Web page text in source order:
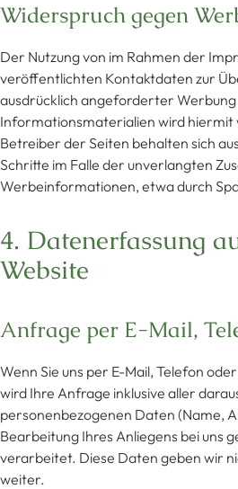
Widerspruch gegen
Der Nutzung von im Rahmen der
veröffentlichten Kontaktdaten zur
ausdrücklich angeforderter Werbung
Informationsmaterialien wird hiermit
Betreiber der Seiten behalten sich
Schritte im Falle der unverlangten
Werbeinformationen, etwa durch
4. Datenerfassung
Website
Anfrage per E-Mail,
Wenn Sie uns per E-Mail, Telefon
wird Ihre Anfrage inklusive aller
personenbezogenen Daten (Name,
Bearbeitung Ihres Anliegens bei uns
verarbeitet. Diese Daten geben wir
weiter.